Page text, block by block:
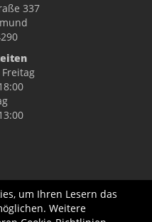
337
um Ihren Lesern das
Weitere